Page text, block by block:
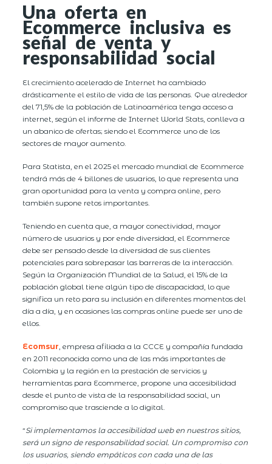
Una oferta en
Ecommerce inclusiva es
señal de venta y
responsabilidad social
El crecimiento acelerado de Internet ha cambiado
drásticamente el estilo de vida de las personas. Que alrededor
del 71,5% de la población de Latinoamérica tenga acceso a
internet, según el informe de Internet World Stats, conlleva a
un abanico de ofertas; siendo el Ecommerce uno de los
sectores de mayor aumento.
Para Statista, en el 2025 el mercado mundial de Ecommerce
tendrá más de 4 billones de usuarios, lo que representa una
gran oportunidad para la venta y compra online, pero
también supone retos importantes.
Teniendo en cuenta que, a mayor conectividad, mayor
número de usuarios y por ende diversidad, el Ecommerce
debe ser pensado desde la diversidad de sus clientes
potenciales para sobrepasar las barreras de la interacción.
Según la Organización Mundial de la Salud, el 15% de la
población global tiene algún tipo de discapacidad, lo que
significa un reto para su inclusión en diferentes momentos del
día a día, y en ocasiones las compras online puede ser uno de
ellos.
Ecomsur , empresa afiliada a la CCCE y compañía fundada
en 2011 reconocida como una de las más importantes de
Colombia y la región en la prestación de servicios y
herramientas para Ecommerce, propone una accesibilidad
desde el punto de vista de la responsabilidad social, un
compromiso que trasciende a lo digital.
“Si implementamos la accesibilidad web en nuestros sitios,
será un signo de responsabilidad social. Un compromiso con
los usuarios, siendo empáticos con cada una de las